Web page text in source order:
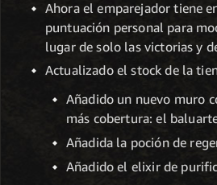
Ahora el emparejador tiene
puntuación personal para
lugar de solo las victorias y
Actualizado el stock de la
Añadido un nuevo muro
más cobertura: el
Añadida la poción de
Añadido el elixir de